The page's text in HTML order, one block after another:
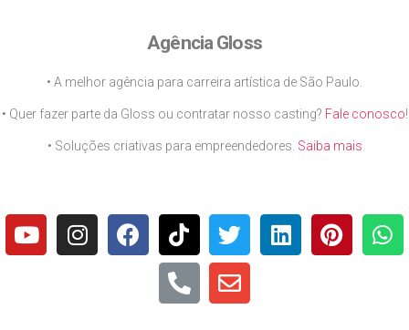
Agência Gloss
• A melhor agência para carreira artística de São Paulo.
• Quer fazer parte da Gloss ou contratar nosso casting? Fale conosco!
• Soluções criativas para empreendedores. Saiba mais